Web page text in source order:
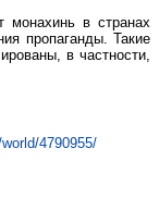
монахинь в странах
пропаганды. Такие
в частности,
4790955/